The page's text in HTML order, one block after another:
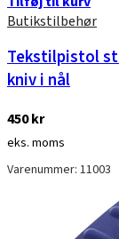
Butikstilbehør
Tekstilpistol
kniv i nål
450kr
eks. moms
Varenummer: 11003